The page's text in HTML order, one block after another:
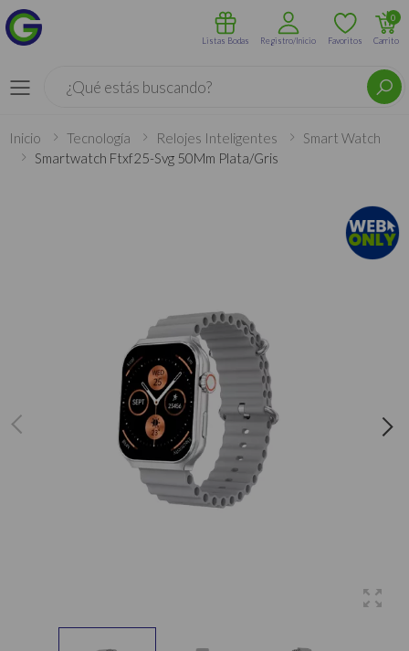
Menú
Listas Bodas Registro/Inicio Favoritos Carrito
0
Inicio Tecnología Relojes Inteligentes
Smart Watch
Smartwatch Ftxf25-Svg 50Mm Plata/Gris